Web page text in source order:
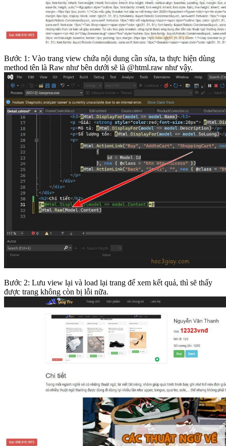
Bước 1: Vào trang view chứa nội dung cần sửa, ta thực hiện dùng
method tên là Raw như bên dưới sẽ là @html.raw như vậy.
Bước 2: Lưu view lại và load lại trang để xem kết quả, thì sẽ thấy
được trang không còn bị lỗi nữa.